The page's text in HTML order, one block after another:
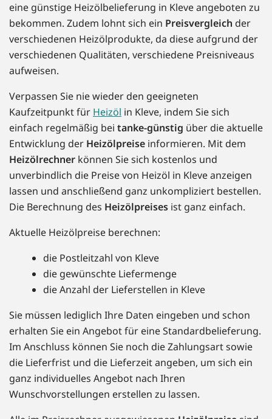
eine günstige Heizölbelieferung in Kleve angeboten zu
bekommen. Zudem lohnt sich ein Preisvergleich der
verschiedenen Heizölprodukte, da diese aufgrund der
verschiedenen Qualitäten, verschiedene Preisniveaus
aufweisen.
Verpassen Sie nie wieder den geeigneten
Kaufzeitpunkt für Heizöl in Kleve, indem Sie sich
einfach regelmäßig bei tanke-günstig über die aktuelle
Entwicklung der Heizölpreise informieren. Mit dem
Heizölrechner können Sie sich kostenlos und
unverbindlich die Preise von Heizöl in Kleve anzeigen
lassen und anschließend ganz unkompliziert bestellen.
Die Berechnung des Heizölpreises ist ganz einfach.
Aktuelle Heizölpreise berechnen:
die Postleitzahl von Kleve
die gewünschte Liefermenge
die Anzahl der Lieferstellen in Kleve
Sie müssen lediglich Ihre Daten eingeben und schon
erhalten Sie ein Angebot für eine Standardbelieferung.
Im Anschluss können Sie noch die Zahlungsart sowie
die Lieferfrist und die Lieferzeit angeben, um sich ein
ganz individuelles Angebot nach Ihren
Wunschvorstellungen erstellen zu lassen.